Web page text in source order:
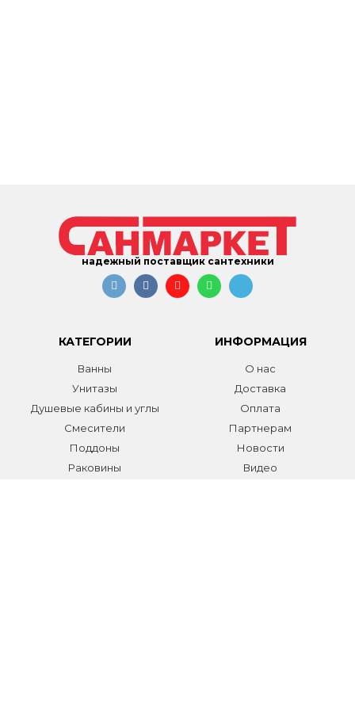
надежный поставщик сантехники
КАТЕГОРИИ
Ванны
Унитазы
Душевые кабины и углы
Смесители
Поддоны
Раковины
ИНФОРМАЦИЯ
О нас
Доставка
Оплата
Партнерам
Новости
Видео